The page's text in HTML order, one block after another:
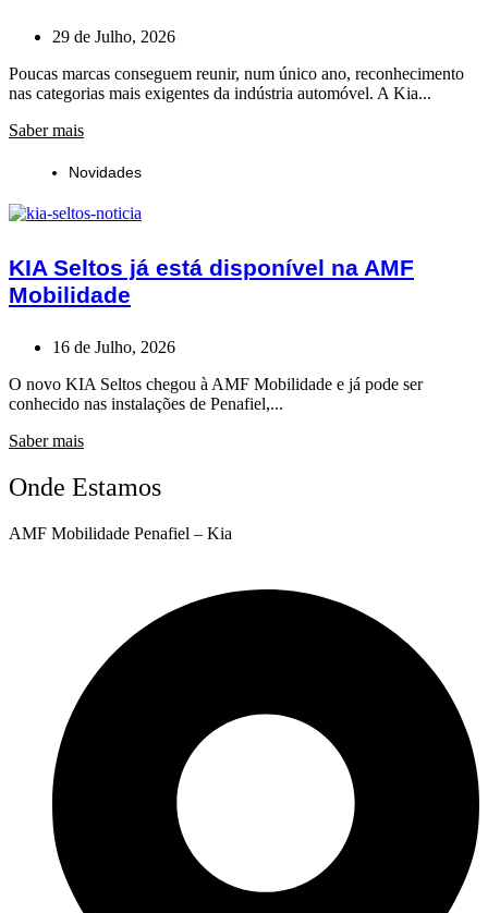
29 de Julho, 2026
Poucas marcas conseguem reunir, num único ano, reconhecimento
nas categorias mais exigentes da indústria automóvel. A Kia...
Saber mais
Novidades
KIA Seltos já está disponível na AMF
Mobilidade
16 de Julho, 2026
O novo KIA Seltos chegou à AMF Mobilidade e já pode ser
conhecido nas instalações de Penafiel,...
Saber mais
Onde Estamos
AMF Mobilidade Penafiel – Kia